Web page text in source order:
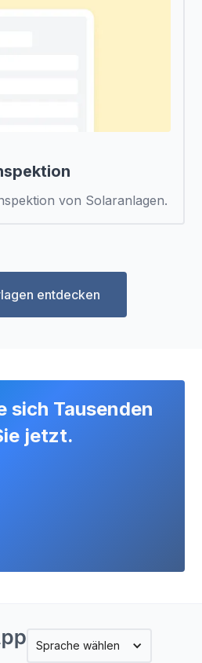
von Solaranlagen.
entdecken
sich Tausenden
jetzt.
Sprache wählen